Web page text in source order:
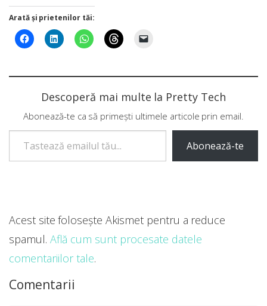
Arată și prietenilor tăi:
Descoperă mai multe la Pretty Tech
Abonează-te ca să primești ultimele articole prin email.
Tastează emailul tău...
Abonează-te
Comentarii
Acest site folosește Akismet pentru a reduce
spamul. Află cum sunt procesate datele
comentariilor tale.